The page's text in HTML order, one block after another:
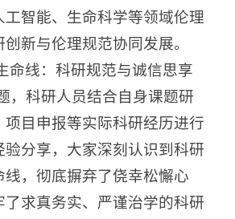
工智能、生命科学等领域伦理
新与伦理规范协同发展。
命线：科研规范与诚信思享
，科研人员结合自身课题研
项目申报等实际科研经历进行
验分享，大家深刻认识到科研
线，彻底摒弃了侥幸松懈心
了求真务实、严谨治学的科研